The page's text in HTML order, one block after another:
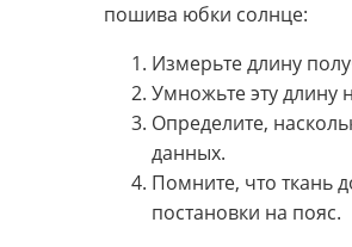
пошива юбки солнце:
Измерьте длину
Умножьте эту длину
Определите,
данных.
Помните, что ткань
постановки на пояс.